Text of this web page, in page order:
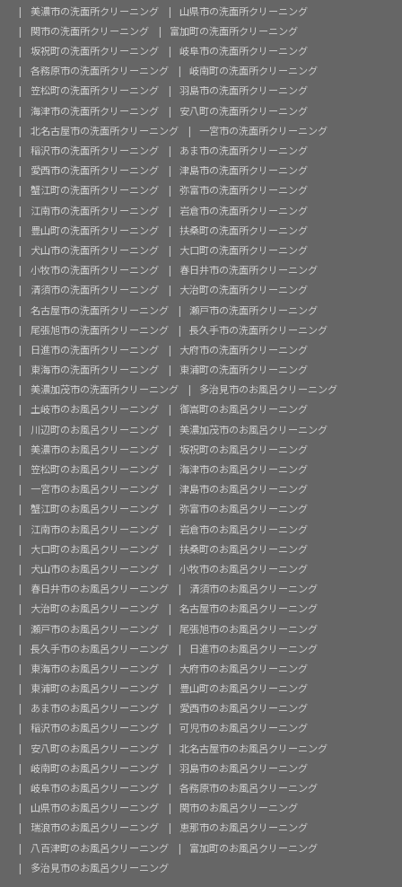
美濃市の洗面所クリーニング
山県市の洗面所クリーニング
関市の洗面所クリーニング
富加町の洗面所クリーニング
坂祝町の洗面所クリーニング
岐阜市の洗面所クリーニング
各務原市の洗面所クリーニング
岐南町の洗面所クリーニング
笠松町の洗面所クリーニング
羽島市の洗面所クリーニング
海津市の洗面所クリーニング
安八町の洗面所クリーニング
北名古屋市の洗面所クリーニング
一宮市の洗面所クリーニング
稲沢市の洗面所クリーニング
あま市の洗面所クリーニング
愛西市の洗面所クリーニング
津島市の洗面所クリーニング
蟹江町の洗面所クリーニング
弥富市の洗面所クリーニング
江南市の洗面所クリーニング
岩倉市の洗面所クリーニング
豊山町の洗面所クリーニング
扶桑町の洗面所クリーニング
犬山市の洗面所クリーニング
大口町の洗面所クリーニング
小牧市の洗面所クリーニング
春日井市の洗面所クリーニング
清須市の洗面所クリーニング
大治町の洗面所クリーニング
名古屋市の洗面所クリーニング
瀬戸市の洗面所クリーニング
尾張旭市の洗面所クリーニング
長久手市の洗面所クリーニング
日進市の洗面所クリーニング
大府市の洗面所クリーニング
東海市の洗面所クリーニング
東浦町の洗面所クリーニング
美濃加茂市の洗面所クリーニング
多治見市のお風呂クリーニング
土岐市のお風呂クリーニング
御嵩町のお風呂クリーニング
川辺町のお風呂クリーニング
美濃加茂市のお風呂クリーニング
美濃市のお風呂クリーニング
坂祝町のお風呂クリーニング
笠松町のお風呂クリーニング
海津市のお風呂クリーニング
一宮市のお風呂クリーニング
津島市のお風呂クリーニング
蟹江町のお風呂クリーニング
弥富市のお風呂クリーニング
江南市のお風呂クリーニング
岩倉市のお風呂クリーニング
大口町のお風呂クリーニング
扶桑町のお風呂クリーニング
犬山市のお風呂クリーニング
小牧市のお風呂クリーニング
春日井市のお風呂クリーニング
清須市のお風呂クリーニング
大治町のお風呂クリーニング
名古屋市のお風呂クリーニング
瀬戸市のお風呂クリーニング
尾張旭市のお風呂クリーニング
長久手市のお風呂クリーニング
日進市のお風呂クリーニング
東海市のお風呂クリーニング
大府市のお風呂クリーニング
東浦町のお風呂クリーニング
豊山町のお風呂クリーニング
あま市のお風呂クリーニング
愛西市のお風呂クリーニング
稲沢市のお風呂クリーニング
可児市のお風呂クリーニング
安八町のお風呂クリーニング
北名古屋市のお風呂クリーニング
岐南町のお風呂クリーニング
羽島市のお風呂クリーニング
岐阜市のお風呂クリーニング
各務原市のお風呂クリーニング
山県市のお風呂クリーニング
関市のお風呂クリーニング
瑞浪市のお風呂クリーニング
恵那市のお風呂クリーニング
八百津町のお風呂クリーニング
富加町のお風呂クリーニング
多治見市のお風呂クリーニング